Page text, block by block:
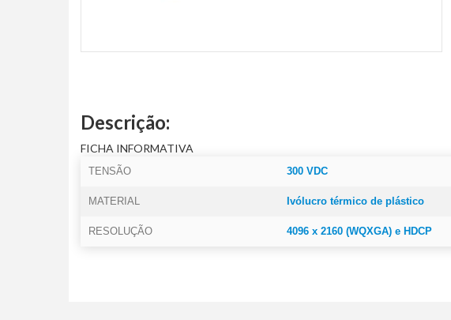
Descrição:
FICHA INFORMATIVA
TENSÃO 300 VDC
MATERIAL Ivólucro térmico de plástico
RESOLUÇÃO 4096 x 2160 (WQXGA) e HDCP